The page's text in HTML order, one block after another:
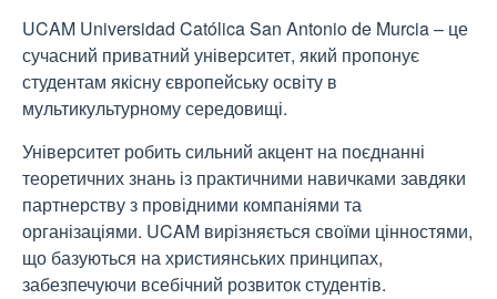
UCAM Universidad Católica San Antonio de Murcia – це
сучасний приватний університет, який пропонує
студентам якісну європейську освіту в
мультикультурному середовищі.
Університет робить сильний акцент на поєднанні
теоретичних знань із практичними навичками завдяки
партнерству з провідними компаніями та
організаціями. UCAM вирізняється своїми цінностями,
що базуються на християнських принципах,
забезпечуючи всебічний розвиток студентів.